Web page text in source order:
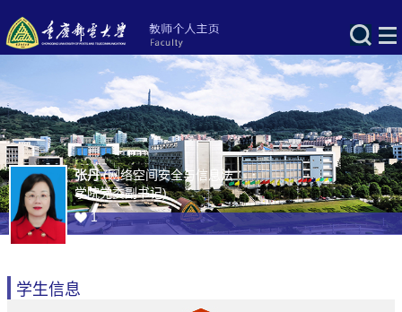
张丹(网络空间安全与信息法
学院党委副书记)
1
学生信息